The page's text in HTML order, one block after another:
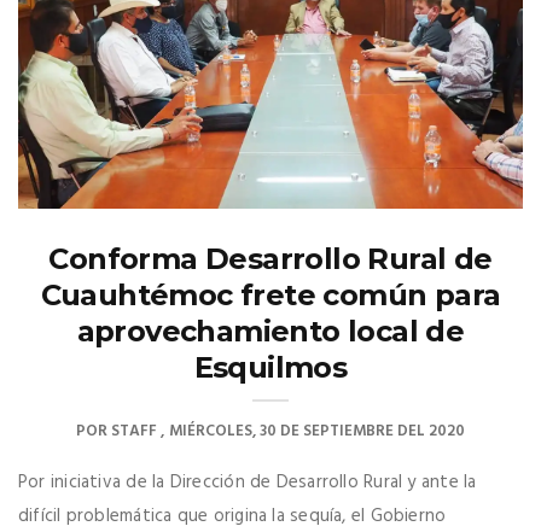
Conforma Desarrollo Rural de
Cuauhtémoc frete común para
aprovechamiento local de
Esquilmos
PORSTAFF MIÉRCOLES, 30 DE SEPTIEMBRE DEL 2020
Por iniciativa de la Dirección de Desarrollo Rural y ante la
difícil problemática que origina la sequía, el Gobierno